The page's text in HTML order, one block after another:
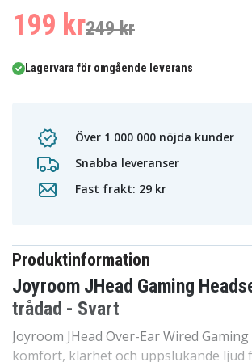
199 kr249 kr
Lagervara för omgående leverans
Över 1 000 000 nöjda kunder
Snabba leveranser
Fast frakt: 29 kr
Produktinformation
Joyroom JHead Gaming
trådad - Svart
Joyroom JHead Over-Ear Wired
komfort, klarhet och uppslukande ljud